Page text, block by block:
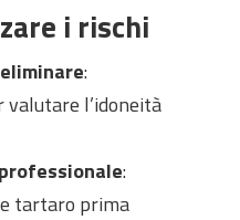
i rischi
:
l’idoneità
:
tartaro prima